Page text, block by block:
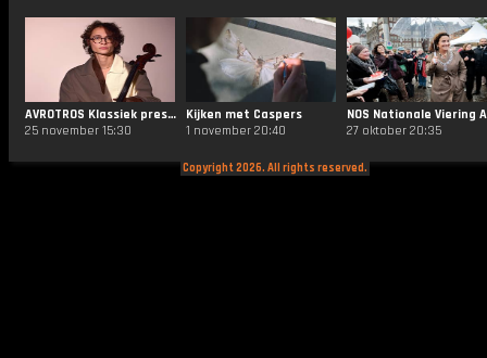
AVROTROS Klassiek presenteert...
25 november 15:30
Kijken met Caspers
1 november 20:40
27 oktober 20:35
Copyright 2026. All rights reserved.